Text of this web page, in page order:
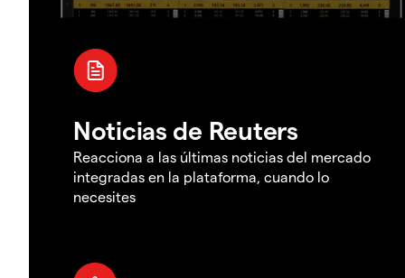
Noticias de Reuters
Reacciona a las últimas noticias del mercado
integradas en la plataforma, cuando lo
necesites